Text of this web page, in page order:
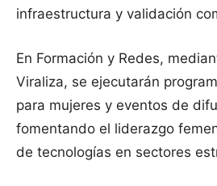
infraestructura y validación
En Formación y Redes,
Viraliza, se ejecutarán
para mujeres y eventos de
fomentando el liderazgo
de tecnologías en sectores